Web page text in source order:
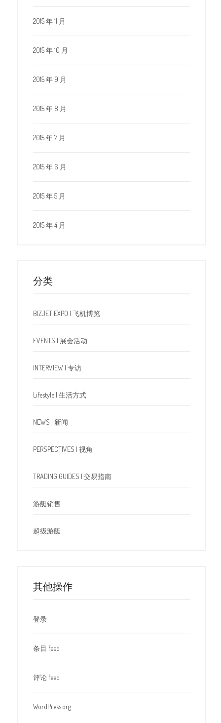
2015 年 11 月
2015 年 10 月
2015 年 9 月
2015 年 8 月
2015 年 7 月
2015 年 6 月
2015 年 5 月
2015 年 4 月
分类
BIZJET EXPO | 飞机博览
EVENTS | 展会活动
INTERVIEW | 专访
Lifestyle | 生活方式
NEWS | 新闻
PERSPECTIVES | 视角
TRADING GUIDES | 交易指南
游艇销售
超级游艇
其他操作
登录
条目 feed
评论 feed
WordPress.org